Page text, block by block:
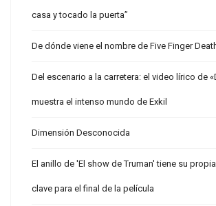
casa y tocado la puerta”
De dónde viene el nombre de Five Finger
Del escenario a la carretera: el video lírico de
muestra el intenso mundo de Exkil
Dimensión Desconocida
El anillo de 'El show de Truman' tiene su
clave para el final de la película